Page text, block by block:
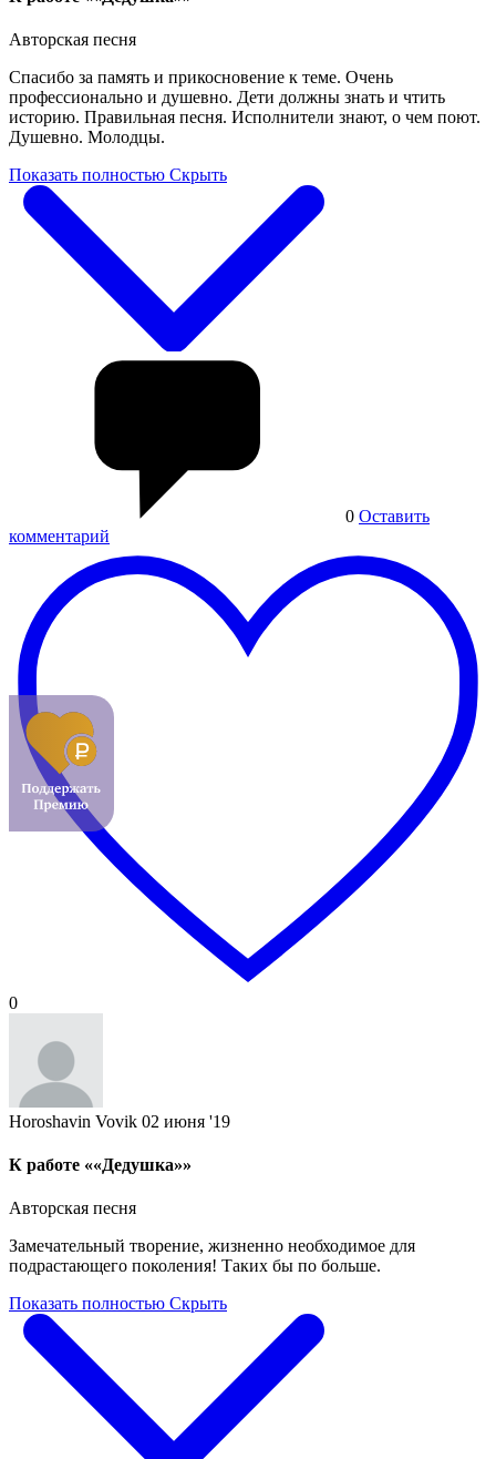
Авторская песня
Спасибо за память и прикосновение к теме. Очень
профессионально и душевно. Дети должны знать и чтить
историю. Правильная песня. Исполнители знают, о чем поют.
Душевно. Молодцы.
Показать полностью Скрыть
0 Оставить
комментарий
0
Horoshavin Vovik 02 июня '19
К работе ««Дедушка»»
Авторская песня
Замечательный творение, жизненно необходимое для
подрастающего поколения! Таких бы по больше.
Показать полностью Скрыть